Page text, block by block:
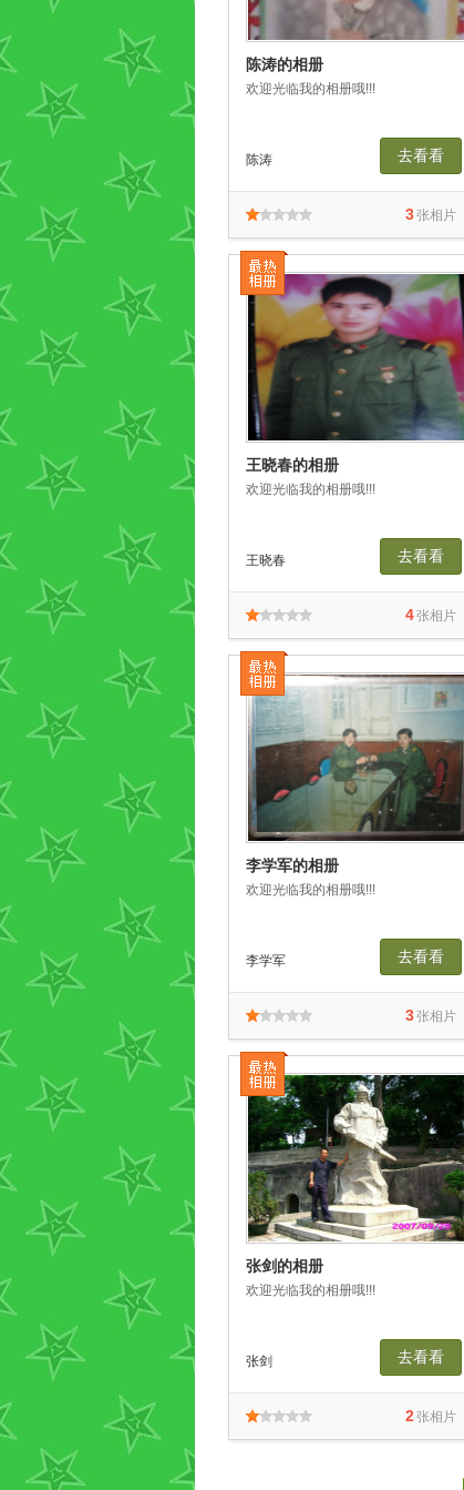
陈涛的相册
欢迎光临我的相册哦!!!
去看看
陈涛
3张相片
王晓春的相册
欢迎光临我的相册哦!!!
去看看
王晓春
4张相片
李学军的相册
欢迎光临我的相册哦!!!
去看看
李学军
3张相片
张剑的相册
欢迎光临我的相册哦!!!
去看看
张剑
2张相片